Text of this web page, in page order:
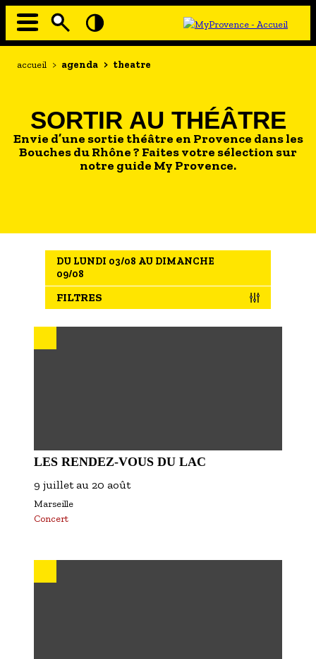
Aller
Navigation
EN MODE ECO
AU GRAND AIR
PASSEZ À TABLE
SOUS TOUTES LES COUTUMES
L'AGENDA
LES GUIDES TOURISTIQUES
LES OFFRES MYPROVENCE
Fil
accueil > agenda > theatre
SORTIR AU THÉÂTRE
Envie d’une sortie théâtre en Provence dans les
Bouches du Rhône ? Faites votre sélection sur
notre guide My Provence.
DU LUNDI 03/08 AU DIMANCHE
09/08
FILTRES
LES RENDEZ-VOUS DU LAC
9 juillet au 20 août
Marseille
Concert